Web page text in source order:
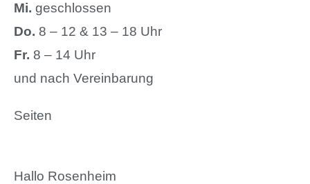
Mi. geschlossen
Do. 8 – 12 & 13 – 18 Uhr
Fr. 8 – 14 Uhr
und nach Vereinbarung
Seiten
Hallo Rosenheim